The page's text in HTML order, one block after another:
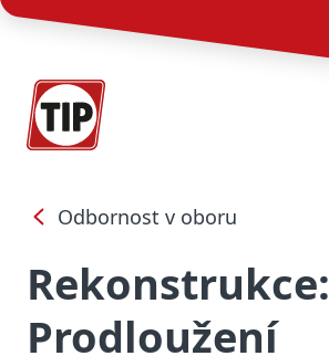
Odbornost v oboru
Rekonstrukce:
Prodloužení